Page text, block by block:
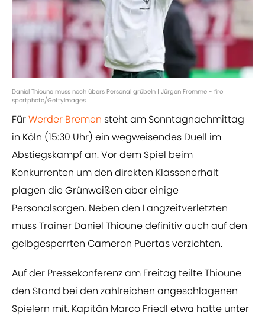
Daniel Thioune muss noch übers Personal grübeln | Jürgen Fromme - firo
sportphoto/GettyImages
FürWerder Bremen steht am Sonntagnachmittag
in Köln (15:30 Uhr) ein wegweisendes Duell im
Abstiegskampf an. Vor dem Spiel beim
Konkurrenten um den direkten Klassenerhalt
plagen die Grünweißen aber einige
Personalsorgen. Neben den Langzeitverletzten
muss Trainer Daniel Thioune definitiv auch auf den
gelbgesperrten Cameron Puertas verzichten.
Auf der Pressekonferenz am Freitag teilte Thioune
den Stand bei den zahlreichen angeschlagenen
Spielern mit. Kapitän Marco Friedl etwa hatte unter